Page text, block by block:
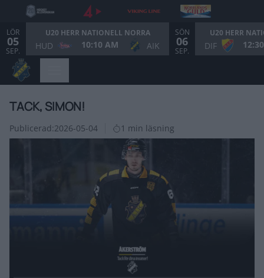
LÖR
05
SEP.
U20 HERR NATIONELL NORRA
HUD 10:10 AM AIK
SÖN
06
SEP.
U20 HERR
DIF
TACK, SIMON!
Publicerad:2026-05-04 1 min läsning